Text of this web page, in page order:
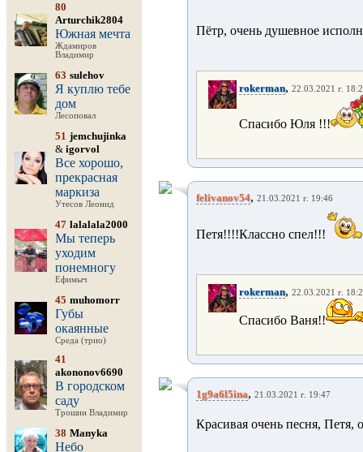
80
Arturchik2804
Южная мечта
Ждамиров
Владимир
63 sulehov
Я куплю тебе
дом
Лесоповал
51 jemchujinka
& igorvol
Все хорошо,
прекрасная
маркиза
Утесов Леонид
47 lalalala2000
Мы теперь
уходим
понемногу
Ефимыч
45 muhomorr
Губы
окаянные
Среда (трио)
41
akononov6690
В городском
саду
Трошин Владимир
38 Manyka
Небо
Пётр, очень душевное
rokerman, 22.03.2021 г.
Спасибо Юля !!!
felivanov54, 21.03.2021 г. 19:46
Петя!!!!Классно спел!!!
rokerman, 22.03.2021 г.
Спасибо Ваня!!
1g9a6l5ina, 21.03.2021 г. 19:47
Красивая очень песня, Петя,